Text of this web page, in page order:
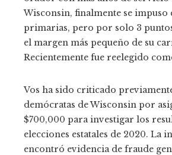
Wisconsin, finalmente se impuso
primarias, pero por solo 3
el margen más pequeño de su
Recientemente fue reelegido
Vos ha sido criticado
demócratas de Wisconsin por
$700,000 para investigar los
elecciones estatales de 2020. La
encontró evidencia de fraude